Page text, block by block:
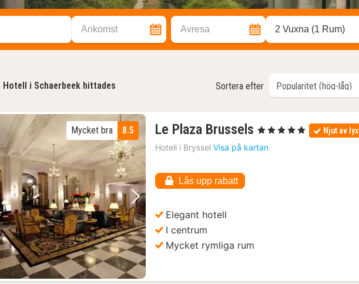
Ankomst Avresa 2 Vuxna (1 Rum)
Hotell i Schaerbeek hittades Sortera efter
Föregående bild Nästa bild
8.5
Mycket bra Le Plaza Brussels 1
natt
från
, 5 Stjärnor Njut av lyx
Hotell i Bryssel Visa på kartan
Lås upp rabatt
Elegant hotell
I centrum
Mycket rymliga rum